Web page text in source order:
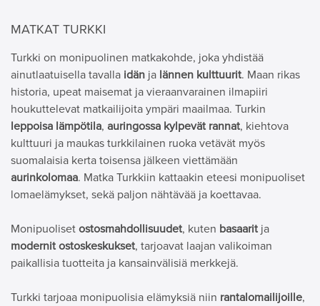
MATKAT TURKKI
Turkki on monipuolinen matkakohde, joka yhdistää
ainutlaatuisella tavalla idän ja lännen kulttuurit. Maan rikas
historia, upeat maisemat ja vieraanvarainen ilmapiiri
houkuttelevat matkailijoita ympäri maailmaa. Turkin
leppoisa lämpötila, auringossa kylpevät rannat, kiehtova
kulttuuri ja maukas turkkilainen ruoka vetävät myös
suomalaisia kerta toisensa jälkeen viettämään
aurinkolomaa. Matka Turkkiin kattaakin eteesi monipuoliset
lomaelämykset, sekä paljon nähtävää ja koettavaa.
Monipuoliset ostosmahdollisuudet, kuten basaarit ja
modernit ostoskeskukset, tarjoavat laajan valikoiman
paikallisia tuotteita ja kansainvälisiä merkkejä.
Turkki tarjoaa monipuolisia elämyksiä niin rantalomailijoille,